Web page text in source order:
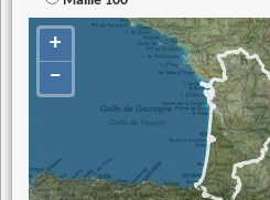
+
−